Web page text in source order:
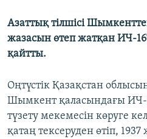
Азаттық тілшісі
жазасын өтеп жатқан ИЧ-
қайтты.
Оңтүстік Қазақстан
Шымкент қаласындағы ИЧ-
түзету мекемесін көруге
қатаң тексеруден өтіп,